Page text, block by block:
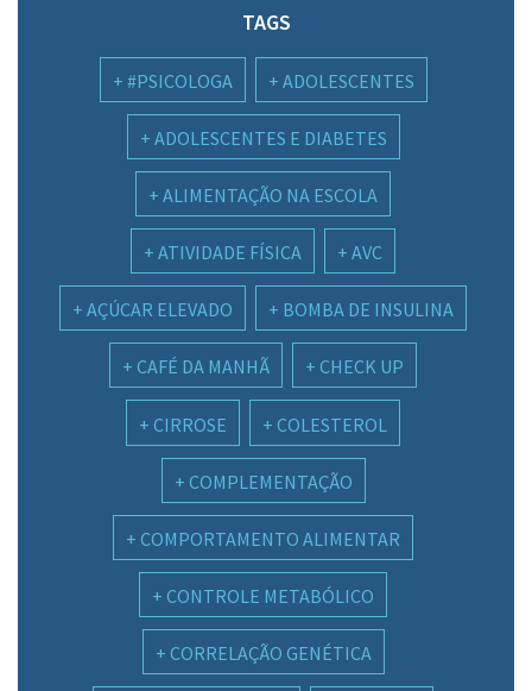
TAGS
#PSICOLOGA ADOLESCENTES
ADOLESCENTES E DIABETES
ALIMENTAÇÃO NA ESCOLA
ATIVIDADE FÍSICA AVC
AÇÚCAR ELEVADO BOMBA DE INSULINA
CAFÉ DA MANHÃ CHECK UP
CIRROSE COLESTEROL
COMPLEMENTAÇÃO
COMPORTAMENTO ALIMENTAR
CONTROLE METABÓLICO
CORRELAÇÃO GENÉTICA